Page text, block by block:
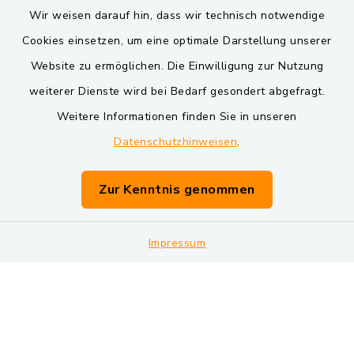
Wir weisen darauf hin, dass wir technisch notwendige
Cookies einsetzen, um eine optimale Darstellung unserer
Website zu ermöglichen. Die Einwilligung zur Nutzung
weiterer Dienste wird bei Bedarf gesondert abgefragt.
Weitere Informationen finden Sie in unseren
Datenschutzhinweisen.
Zur Kenntnis genommen
Impressum
Barrierefreiheit
Impressum
Sitemap